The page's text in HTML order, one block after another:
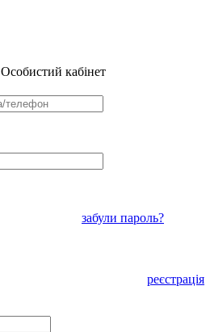
Особистий кабінет
забули пароль?
реєстрація